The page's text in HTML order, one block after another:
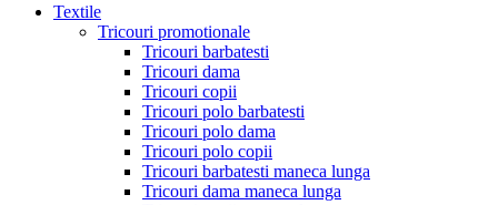
Textile
Tricouri promotionale
Tricouri barbatesti
Tricouri dama
Tricouri copii
Tricouri polo barbatesti
Tricouri polo dama
Tricouri polo copii
Tricouri barbatesti maneca lunga
Tricouri dama maneca lunga